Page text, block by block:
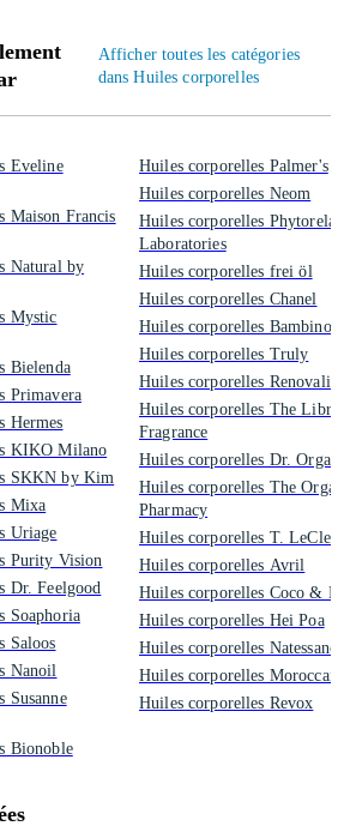
Afficher toutes les catégories
dans Huiles corporelles
Eveline
Maison Francis
Natural by
Mystic
Bielenda
Primavera
Hermes
KIKO Milano
SKKN by Kim
Mixa
Uriage
Purity Vision
Dr. Feelgood
Soaphoria
Saloos
Nanoil
Susanne
Bionoble
Huiles corporelles Palmer's
Huiles corporelles Neom
Huiles corporelles Phytorelax
Laboratories
Huiles corporelles frei öl
Huiles corporelles Chanel
Huiles corporelles Bambino
Huiles corporelles Truly
Huiles corporelles Renovality
Huiles corporelles The
Fragrance
Huiles corporelles Dr.
Huiles corporelles The
Pharmacy
Huiles corporelles T. LeClerc
Huiles corporelles Avril
Huiles corporelles Coco &
Huiles corporelles Hei Poa
Huiles corporelles Natessance
Huiles corporelles
Huiles corporelles Revox